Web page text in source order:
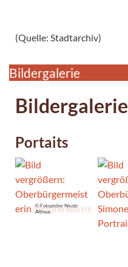
(Quelle: Stadtarchiv)
Bildergalerie
Bildergalerie
Portaits
© Fotoatelier Nicole
Althaus